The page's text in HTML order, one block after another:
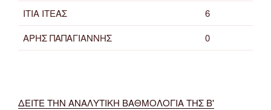
ΙΤΙΑ ΙΤΕΑΣ
6
ΑΡΗΣ ΠΑΠΑΓΙΑΝΝΗΣ
0
ΔΕΙΤΕ ΤΗΝ ΑΝΑΛΥΤΙΚΗ ΒΑΘΜΟΛΟΓΙΑ ΤΗΣ Β'